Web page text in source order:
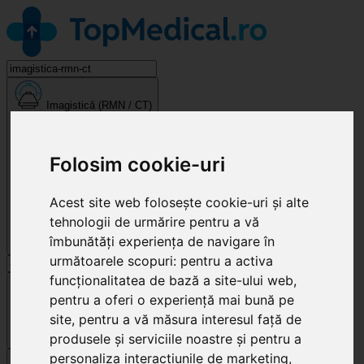
Folosim cookie-uri
Acest site web folosește cookie-uri și alte
tehnologii de urmărire pentru a vă
îmbunătăți experiența de navigare în
următoarele scopuri: pentru a activa
funcționalitatea de bază a site-ului web,
pentru a oferi o experiență mai bună pe
site, pentru a vă măsura interesul față de
produsele și serviciile noastre și pentru a
personaliza interacțiunile de marketing,
Imagistică (RMN / CT)
Cluj-Napoca